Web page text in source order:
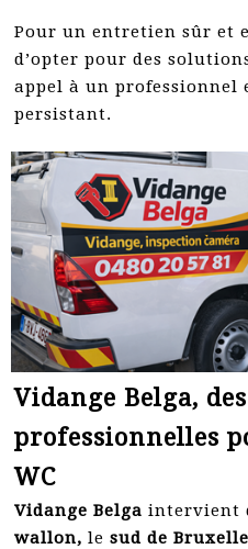
Pour un entretien sûr et
d’opter pour des
appel à un professionnel
persistant.
Vidange Belga,
professionnelles
WC
Vidange Belga intervient
wallon, le sud de